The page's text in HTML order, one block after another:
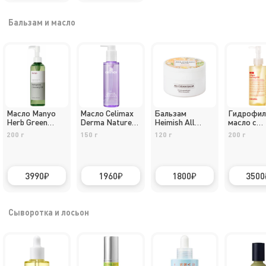
Бальзам и масло
Масло Manyo
Herb Green
Cleansing
200 г
3990
Масло Celimax
Derma Nature
Fresh
150 г
1960
Бальзам
Heimish All
Clean Mandarin
120 г
1800
масло с
Medi-Peel
200 г
3500
Сыворотка и лосьон